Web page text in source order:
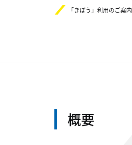
「きぼう」利用のご案内
概要